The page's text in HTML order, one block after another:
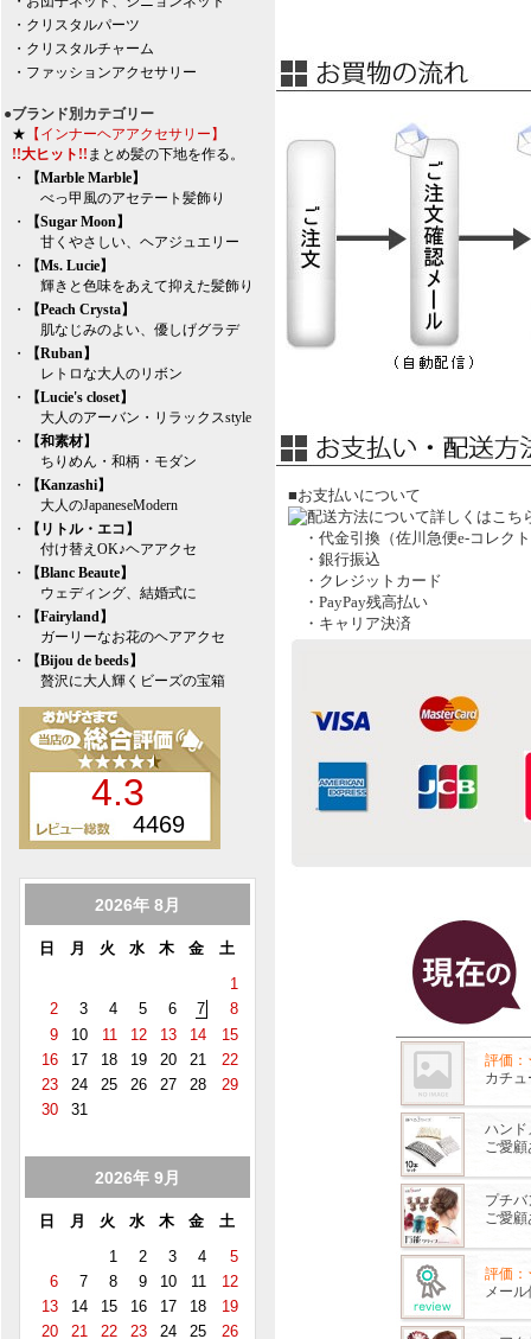
・クリスタルパーツ
・クリスタルチャーム
・ファッションアクセサリー
●ブランド別カテゴリー
★ 【インナーヘアアクセサリー】
!!大ヒット!! まとめ髪の下地を作る。
・
【Marble Marble】
べっ甲風のアセテート髪飾り
・
【Sugar Moon】
甘くやさしい、ヘアジュエリー
・
【Ms. Lucie】
輝きと色味をあえて抑えた髪飾り
・
【Peach Crysta】
肌なじみのよい、優しげグラデ
・
【Ruban】
レトロな大人のリボン
・
【Lucie's closet】
大人のアーバン・リラックスstyle
・
【和素材】
ちりめん・和柄・モダン
・
【Kanzashi】
大人のJapaneseModern
・
【リトル・エコ】
付け替えOK♪ヘアアクセ
・
【Blanc Beaute】
ウェディング、結婚式に
・
【Fairyland】
ガーリーなお花のヘアアクセ
・
【Bijou de beeds】
贅沢に大人輝くビーズの宝箱
■お支払いについて
・代金引換（佐川急便e-コレク
・銀行振込
・クレジットカード
・PayPay残高払い
・キャリア決済